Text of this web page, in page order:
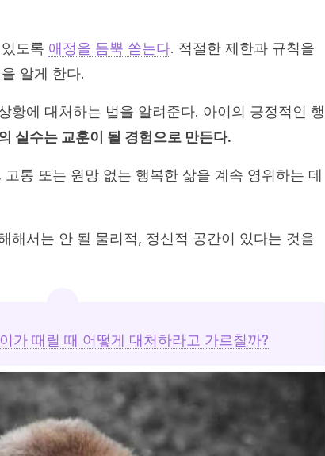
도록 애정을 듬뿍 쏟는다. 적절한 제한과 규칙을
알게 한다.
황에 대처하는 법을 알려준다. 아이의 긍정적인 행
실수는 교훈이 될 경험으로 만든다.
통 또는 원망 없는 행복한 삶을 계속 영위하는 데
해서는 안 될 물리적, 정신적 공간이 있다는 것을
가 때릴 때 어떻게 대처하라고 가르칠까?